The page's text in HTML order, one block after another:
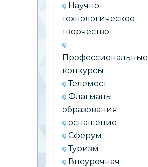
Научно-
технологическое
творчество
Профессиональные
конкурсы
Телемост
Флагманы
образования
оснащение
Сферум
Туризм
Внеурочная